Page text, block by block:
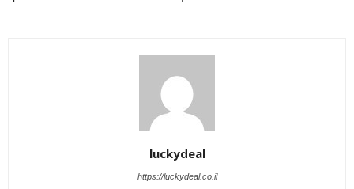
luckydeal
https://luckydeal.co.il